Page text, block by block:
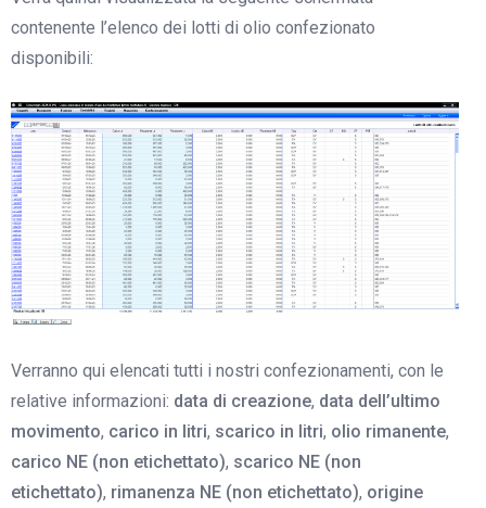
contenente l’elenco dei lotti di olio confezionato
disponibili:
Verranno qui elencati tutti i nostri confezionamenti, con le
relative informazioni: data di creazione, data dell’ultimo
movimento, carico in litri, scarico in litri, olio rimanente,
carico NE (non etichettato), scarico NE (non
etichettato), rimanenza NE (non etichettato), origine